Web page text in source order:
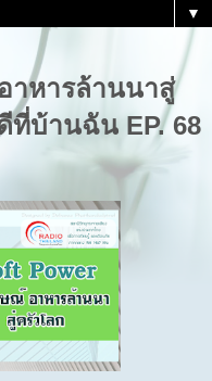
▼
าหารล้านนาสู่
บ้านฉัน EP. 68